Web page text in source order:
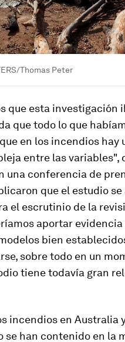
Thomas Peter
que esta investigación
que todo lo que
en los incendios hay
entre las variables",
una conferencia de
que el estudio se
el escrutinio de la
aportar
bien
sobre todo en un
tiene todavía gran
incendios en Australia
se han contenido en la